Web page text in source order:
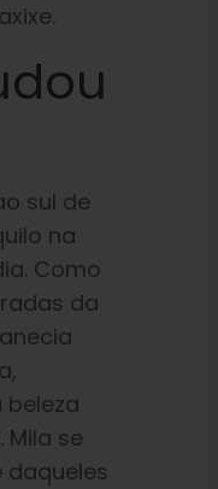
sul de
na
Como
da
se